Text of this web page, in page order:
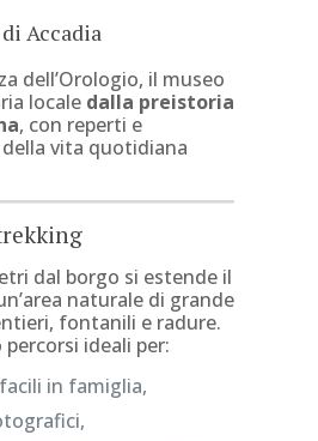
Accadia
dell’Orologio, il museo
locale dalla preistoria
, con reperti e
vita quotidiana
dal borgo si estende il
naturale di grande
fontanili e radure.
ideali per:
in famiglia,